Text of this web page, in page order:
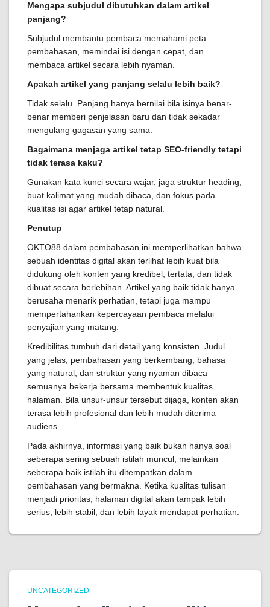
Mengapa subjudul dibutuhkan dalam artikel
panjang?
Subjudul membantu pembaca memahami peta
pembahasan, memindai isi dengan cepat, dan
membaca artikel secara lebih nyaman.
Apakah artikel yang panjang selalu lebih baik?
Tidak selalu. Panjang hanya bernilai bila isinya benar-
benar memberi penjelasan baru dan tidak sekadar
mengulang gagasan yang sama.
Bagaimana menjaga artikel tetap SEO-friendly tetapi
tidak terasa kaku?
Gunakan kata kunci secara wajar, jaga struktur heading,
buat kalimat yang mudah dibaca, dan fokus pada
kualitas isi agar artikel tetap natural.
Penutup
OKTO88 dalam pembahasan ini memperlihatkan bahwa
sebuah identitas digital akan terlihat lebih kuat bila
didukung oleh konten yang kredibel, tertata, dan tidak
dibuat secara berlebihan. Artikel yang baik tidak hanya
berusaha menarik perhatian, tetapi juga mampu
mempertahankan kepercayaan pembaca melalui
penyajian yang matang.
Kredibilitas tumbuh dari detail yang konsisten. Judul
yang jelas, pembahasan yang berkembang, bahasa
yang natural, dan struktur yang nyaman dibaca
semuanya bekerja bersama membentuk kualitas
halaman. Bila unsur-unsur tersebut dijaga, konten akan
terasa lebih profesional dan lebih mudah diterima
audiens.
Pada akhirnya, informasi yang baik bukan hanya soal
seberapa sering sebuah istilah muncul, melainkan
seberapa baik istilah itu ditempatkan dalam
pembahasan yang bermakna. Ketika kualitas tulisan
menjadi prioritas, halaman digital akan tampak lebih
serius, lebih stabil, dan lebih layak mendapat perhatian.
UNCATEGORIZED